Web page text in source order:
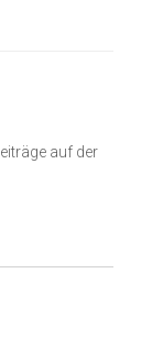
auf der